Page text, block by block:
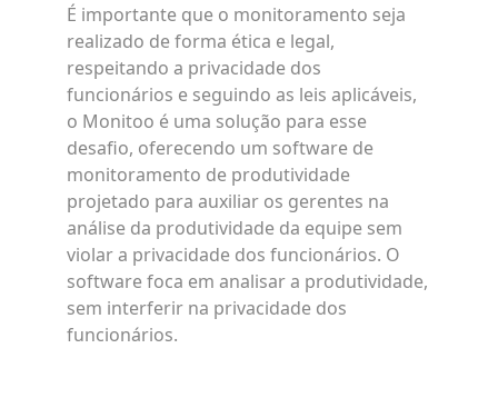
É importante que o monitoramento seja
realizado de forma ética e legal,
respeitando a privacidade dos
funcionários e seguindo as leis aplicáveis,
o Monitoo é uma solução para esse
desafio, oferecendo um software de
monitoramento de produtividade
projetado para auxiliar os gerentes na
análise da produtividade da equipe sem
violar a privacidade dos funcionários. O
software foca em analisar a produtividade,
sem interferir na privacidade dos
funcionários.